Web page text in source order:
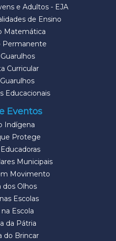
e Adultos - EJA
de Ensino
Matemática
Permanente
Curricular
Educacionais
Eventos
Indígena
Protege
Municipais
Movimento
dos Olhos
Escolas
Escola
da Pátria
do Brincar